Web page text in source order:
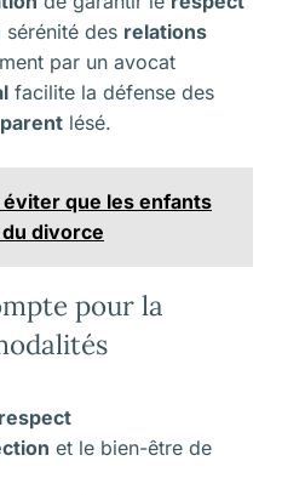
des relations
par un avocat
facilite la défense des
parent lésé.
que les enfants
divorce
pour la
et le bien-être de